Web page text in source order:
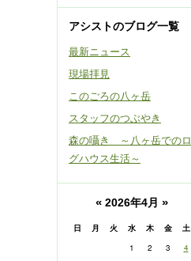
アシストのブログ一覧
最新ニュース
現場拝見
このごろの八ヶ岳
スタッフのつぶやき
森の囁き ～八ヶ岳でのロ
グハウス生活～
« 2026年4月 »
日 月 火 水 木 金
土
1
2 3
4